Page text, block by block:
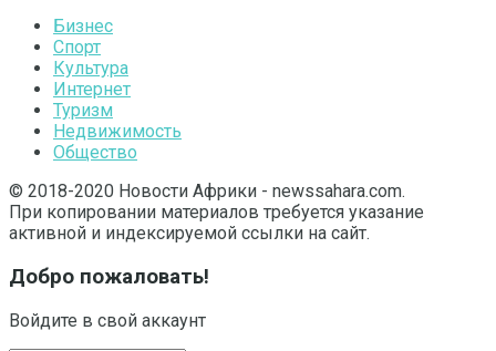
Бизнес
Спорт
Культура
Интернет
Туризм
Недвижимость
Общество
© 2018-2020 Новости Африки - newssahara.com.
При копировании материалов требуется указание
активной и индексируемой ссылки на сайт.
Добро пожаловать!
Войдите в свой аккаунт